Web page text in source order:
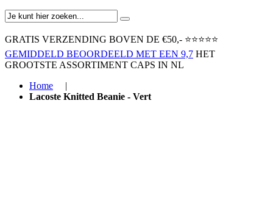
GRATIS VERZENDING BOVEN ​DE €50,-​ ⭐⭐⭐⭐⭐
GEMIDDELD BEOORDEELD MET EEN 9,7 HET
GROOTSTE ASSORTIMENT CAPS IN NL
Home
|
Lacoste Knitted Beanie - Vert